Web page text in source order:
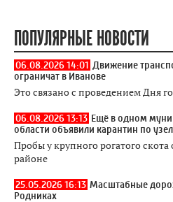
ПОПУЛЯРНЫЕ НОВОСТИ
06.08.2026 14:01 Движение
ограничат в Иванове
Это связано с проведением Дня
06.08.2026 13:13 Ещё в одном
области объявили карантин по
Пробы у крупного рогатого
районе
25.05.2026 16:13 Масштабные
Родниках